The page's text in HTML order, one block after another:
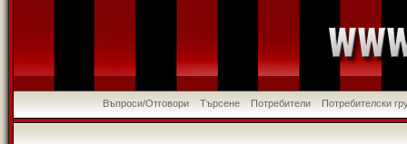
Въпроси/Отговори Търсене Потребители Потребителски